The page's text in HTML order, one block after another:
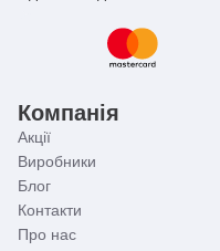
Компанія
Акції
Виробники
Блог
Контакти
Про нас